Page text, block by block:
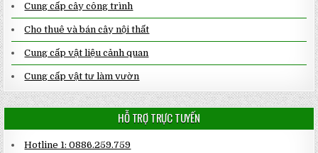
Cung cấp cây công trình
Cho thuê và bán cây nội thất
Cung cấp vật liệu cảnh quan
Cung cấp vật tư làm vườn
HỖ TRỢ TRỰC TUYẾN
Hotline 1: 0886.259.759